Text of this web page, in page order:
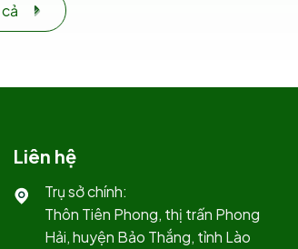
Liên hệ
Trụ sở chính:
Thôn Tiên Phong, thị trấn Phong
Hải, huyện Bảo Thắng, tỉnh Lào